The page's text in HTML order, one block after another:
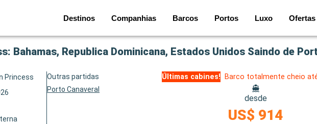
Destinos Companhias Barcos Portos Luxo Ofertas
Bahamas, Republica Dominicana, Estados Unidos Saindo de
Princess
Outras partidas
Porto Canaveral
Últimas cabines! Barco totalmente cheio
desde
US$ 914